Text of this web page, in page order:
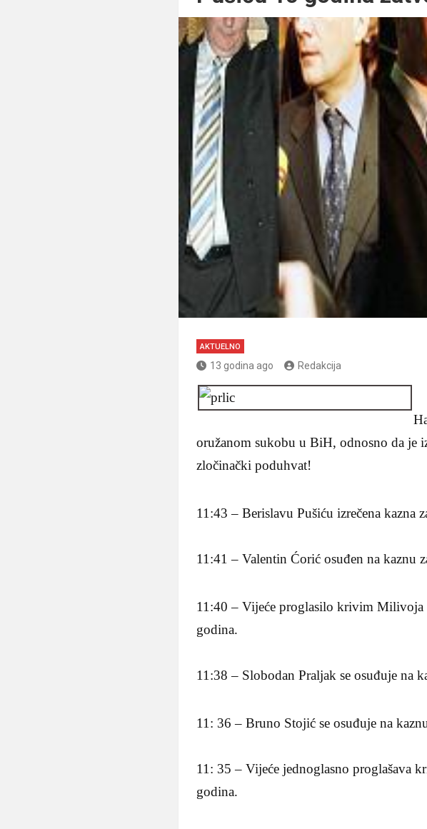
AKTUELNO
13 godina ago Redakcija
oružanom sukobu u BiH, odnosno da je
zločinački poduhvat!
11:43 – Berislavu Pušiću izrečena kazna
11:41 – Valentin Ćorić osuđen na kaznu
11:40 – Vijeće proglasilo krivim Milivoja
godina.
11:38 – Slobodan Praljak se osuđuje na
11: 36 – Bruno Stojić se osuđuje na
11: 35 – Vijeće jednoglasno proglašava
godina.